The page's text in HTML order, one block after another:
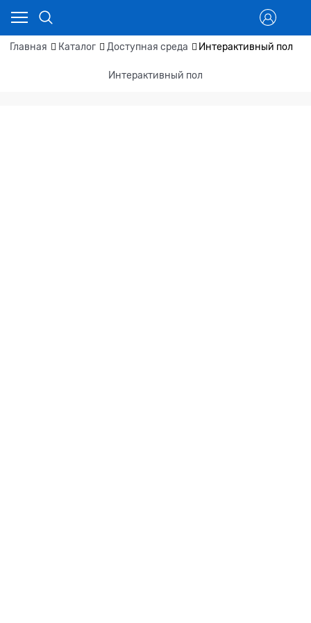
Главная Каталог Доступная среда Интерактивный пол
Интерактивный пол